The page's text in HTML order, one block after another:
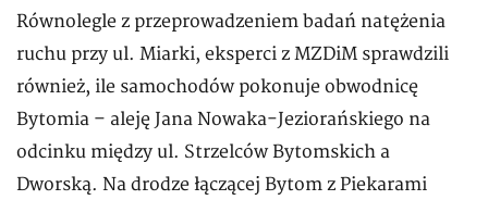
Równolegle z przeprowadzeniem badań natężenia
ruchu przy ul. Miarki, eksperci z MZDiM sprawdzili
również, ile samochodów pokonuje obwodnicę
Bytomia – aleję Jana Nowaka-Jeziorańskiego na
odcinku między ul. Strzelców Bytomskich a
Dworską. Na drodze łączącej Bytom z Piekarami